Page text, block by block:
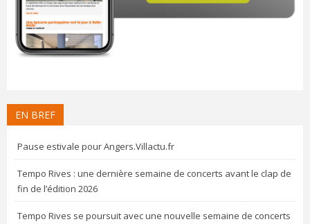
EN BREF
Pause estivale pour Angers.Villactu.fr
Tempo Rives : une dernière semaine de concerts avant le clap de
fin de l’édition 2026
Tempo Rives se poursuit avec une nouvelle semaine de concerts